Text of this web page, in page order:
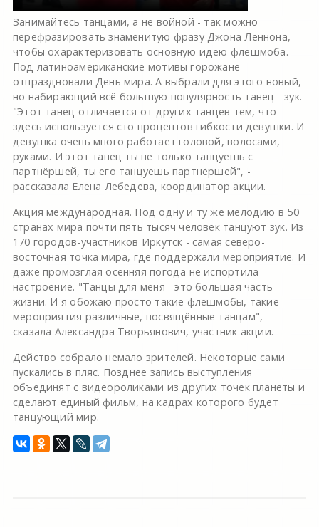
Занимайтесь танцами, а не войной - так можно
перефразировать знаменитую фразу Джона Леннона,
чтобы охарактеризовать основную идею флешмоба.
Под латиноамериканские мотивы горожане
отпраздновали День мира. А выбрали для этого новый,
но набирающий всё большую популярность танец - зук.
"Этот танец отличается от других танцев тем, что
здесь используется сто процентов гибкости девушки. И
девушка очень много работает головой, волосами,
руками. И этот танец ты не только танцуешь с
партнёршей, ты его танцуешь партнёршей", -
рассказала Елена Лебедева, координатор акции.
Акция международная. Под одну и ту же мелодию в 50
странах мира почти пять тысяч человек танцуют зук. Из
170 городов-участников Иркутск - самая северо-
восточная точка мира, где поддержали мероприятие. И
даже промозглая осенняя погода не испортила
настроение. "Танцы для меня - это большая часть
жизни. И я обожаю просто такие флешмобы, такие
мероприятия различные, посвящённые танцам", -
сказала Александра Творьянович, участник акции.
Действо собрало немало зрителей. Некоторые сами
пускались в пляс. Позднее запись выступления
объединят с видеороликами из других точек планеты и
сделают единый фильм, на кадрах которого будет
танцующий мир.